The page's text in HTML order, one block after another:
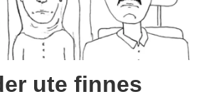
ute finnes